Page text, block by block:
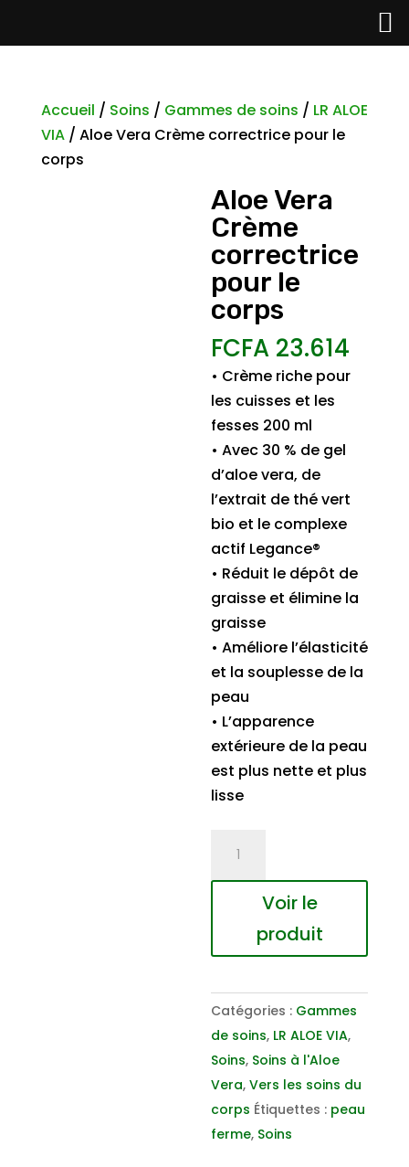
Accueil / Soins / Gammes de soins / LR ALOE
VIA/ Aloe Vera Crème correctrice pour le
corps
Aloe Vera
Crème
correctrice
pour le
corps
FCFA 23.614
• Crème riche pour
les cuisses et les
fesses 200 ml
• Avec 30 % de gel
d’aloe vera, de
l’extrait de thé vert
bio et le complexe
actif Legance®
• Réduit le dépôt de
graisse et élimine la
graisse
• Améliore l’élasticité
et la souplesse de la
peau
• L’apparence
extérieure de la peau
est plus nette et plus
lisse
Crème
pour
le
corps
Voir le
produit
Catégories : Gammes
de soins, LR ALOE VIA,
Soins, Soins à l'Aloe
Vera,Vers les soins du
corps Étiquettes : peau
ferme, Soins